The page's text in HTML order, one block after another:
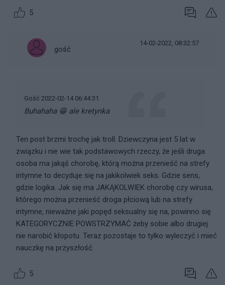
5
gość
14-02-2022, 08:32:57
Gość 2022-02-14 06:44:31
Buhahaha 😁 ale kretynka
Ten post brzmi trochę jak troll. Dziewczyna jest 5 lat w
związku i nie wie tak podstawowych rzeczy, że jeśli druga
osoba ma jakąś chorobę, którą można przenieść na strefy
intymne to decyduje się na jakikolwiek seks. Gdzie sens,
gdzie logika. Jak się ma JAKĄKOLWIEK chorobę czy wirusa,
którego można przenieść droga płciową lub na strefy
intymne, nieważne jaki popęd seksualny się na, powinno się
KATEGORYCZNIE POWSTRZYMAĆ żeby sobie albo drugiej
nie narobić kłopotu. Teraz pozostaje to tylko wyleczyć i mieć
nauczkę na przyszłość.
5